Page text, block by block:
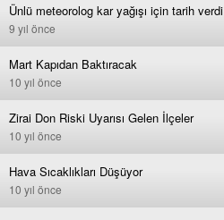
Ünlü meteorolog kar yağışı için tarih verdi
9 yıl önce
Mart Kapıdan Baktıracak
10 yıl önce
Zirai Don Riski Uyarısı Gelen İlçeler
10 yıl önce
Hava Sıcaklıkları Düşüyor
10 yıl önce